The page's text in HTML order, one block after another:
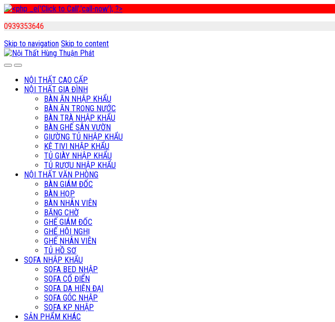
0939353646
Skip to navigation Skip to content
NỘI THẤT CAO CẤP
NỘI THẤT GIA ĐÌNH
BÀN ĂN NHẬP KHẨU
BÀN ĂN TRONG NƯỚC
BÀN TRÀ NHẬP KHẨU
BÀN GHẾ SÂN VƯỜN
GIƯỜNG TỦ NHẬP KHẨU
KỆ TIVI NHẬP KHẨU
TỦ GIÀY NHẬP KHẨU
TỦ RƯỢU NHẬP KHẨU
NỘI THẤT VĂN PHÒNG
BÀN GIÁM ĐỐC
BÀN HỌP
BÀN NHÂN VIÊN
BĂNG CHỜ
GHẾ GIÁM ĐỐC
GHẾ HỘI NGHỊ
GHẾ NHÂN VIÊN
TỦ HỒ SƠ
SOFA NHẬP KHẨU
SOFA BED NHẬP
SOFA CỔ ĐIỂN
SOFA DA HIỆN ĐẠI
SOFA GÓC NHẬP
SOFA KP NHẬP
SẢN PHẨM KHÁC